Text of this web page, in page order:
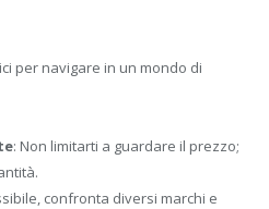
per navigare in un mondo di
: Non limitarti a guardare il prezzo;
confronta diversi marchi e